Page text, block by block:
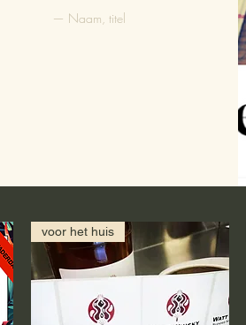
— Naam, titel
voor het huis